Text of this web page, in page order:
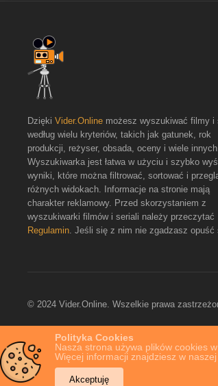
Polityka Cookies
Nasza strona używa plików cookies
Więcej informacji znajdziesz w
Akceptuję
Dzięki Vider.Online możesz wyszukiwać filmy i
według wielu kryteriów, takich jak gatunek, rok
produkcji, reżyser, obsada, oceny i wiele
Wyszukiwarka jest łatwa w użyciu i szybko
wyniki, które można filtrować, sortować i
różnych widokach. Informacje na stronie mają
charakter reklamowy. Przed skorzystaniem z
wyszukiwarki filmów i seriali należy przeczytać
Regulamin. Jeśli się z nim nie zgadzasz opuść
© 2024 Vider.Online. Wszelkie prawa